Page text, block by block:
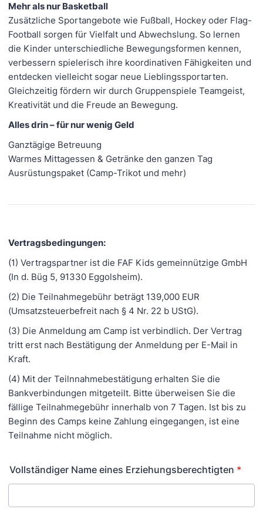
Mehr als nur Basketball
Zusätzliche Sportangebote wie Fußball, Hockey oder Flag-
Football sorgen für Vielfalt und Abwechslung. So lernen
die Kinder unterschiedliche Bewegungsformen kennen,
verbessern spielerisch ihre koordinativen Fähigkeiten und
entdecken vielleicht sogar neue Lieblingssportarten.
Gleichzeitig fördern wir durch Gruppenspiele Teamgeist,
Kreativität und die Freude an Bewegung.
Alles drin – für nur wenig Geld
Ganztägige Betreuung
Warmes Mittagessen & Getränke den ganzen Tag
Ausrüstungspaket (Camp-Trikot und mehr)
Vertragsbedingungen:
(1) Vertragspartner ist die FAF Kids gemeinnützige GmbH
(In d. Büg 5, 91330 Eggolsheim).
(2) Die Teilnahmegebühr beträgt 139,000 EUR
(Umsatzsteuerbefreit nach § 4 Nr. 22 b UStG).
(3) Die Anmeldung am Camp ist verbindlich. Der Vertrag
tritt erst nach Bestätigung der Anmeldung per E-Mail in
Kraft.
(4) Mit der Teilnnahmebestätigung erhalten Sie die
Bankverbindungen mitgeteilt. Bitte überweisen Sie die
fällige Teilnahmegebühr innerhalb von 7 Tagen. Ist bis zu
Beginn des Camps keine Zahlung eingegangen, ist eine
Teilnahme nicht möglich.
Vollständiger Name eines Erziehungsberechtigten *